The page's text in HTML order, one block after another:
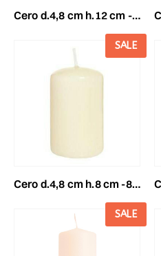
cero d.4,8 cm h.12 cm -120/48- conf.pz.24 avorio
SALE
cero d.4,8 cm h.8 cm -80/48- conf.pz.24 avorio
SALE